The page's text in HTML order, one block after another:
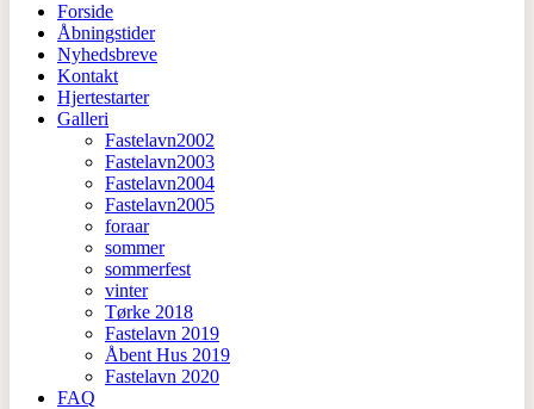
Forside
Åbningstider
Nyhedsbreve
Kontakt
Hjertestarter
Galleri
Fastelavn2002
Fastelavn2003
Fastelavn2004
Fastelavn2005
foraar
sommer
sommerfest
vinter
Tørke 2018
Fastelavn 2019
Åbent Hus 2019
Fastelavn 2020
FAQ